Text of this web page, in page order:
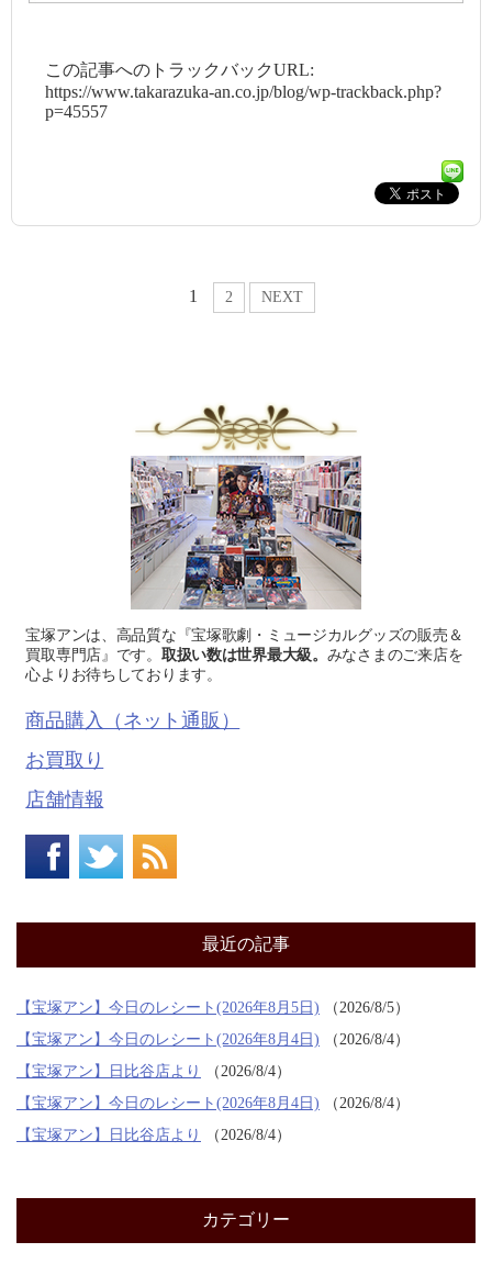
この記事へのトラックバックURL:
https://www.takarazuka-an.co.jp/blog/wp-trackback.php?
p=45557
1 2 NEXT
宝塚アンは、高品質な『宝塚歌劇・ミュージカルグッズの販売＆
買取専門店』です。 取扱い数は世界最大級。 みなさまのご来店を
心よりお待ちしております。
商品購入（ネット通販）
お買取り
店舗情報
最近の記事
【宝塚アン】今日のレシート(2026年8月5日)
2026/8/5
【宝塚アン】今日のレシート(2026年8月4日)
2026/8/4
【宝塚アン】日比谷店より
2026/8/4
【宝塚アン】今日のレシート(2026年8月4日)
2026/8/4
【宝塚アン】日比谷店より
2026/8/4
カテゴリー